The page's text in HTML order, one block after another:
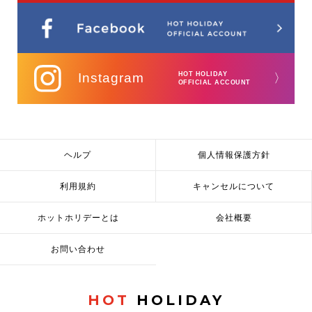
Instagram
HOT HOLIDAY
OFFICIAL ACCOUNT
〉
ヘルプ 個人情報保護方針
利用規約 キャンセルについて
ホットホリデーとは 会社概要
お問い合わせ
HOT HOLIDAY